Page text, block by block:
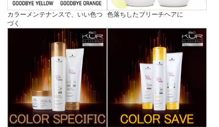
カラーメンテナンスで、いい色つ
づく
色落ちしたブリーチヘアに